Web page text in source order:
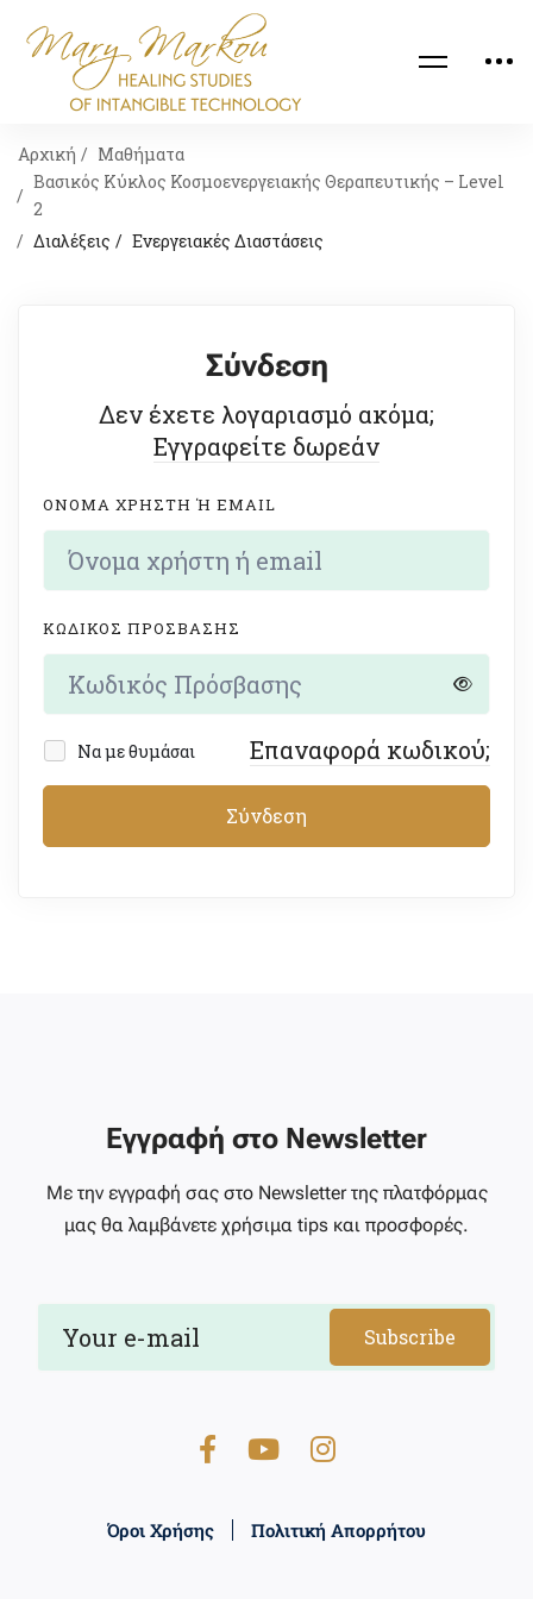
Αρχική
Μαθήματα
Βασικός Κύκλος Κοσμοενεργειακής Θεραπευτικής – Level
2
Διαλέξεις
Ενεργειακές Διαστάσεις
Σύνδεση
Δεν έχετε λογαριασμό ακόμα;
Εγγραφείτε δωρεάν
ΟΝΟΜΑ ΧΡΉΣΤΗ Ή EMAIL
ΚΩΔΙΚΌΣ ΠΡΌΣΒΑΣΗΣ
Να με θυμάσαι Επαναφορά κωδικού;
Σύνδεση
Εγγραφή στο Newsletter
Με την εγγραφή σας στο Newsletter της πλατφόρμας
μας θα λαμβάνετε χρήσιμα tips και προσφορές.
Subscribe
Όροι Χρήσης Πολιτική Απορρήτου